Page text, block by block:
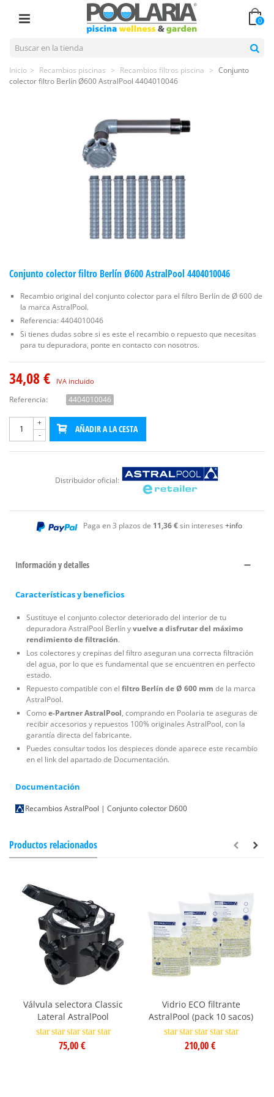
0
Inicio > Recambios piscinas > Recambios filtros piscina > Conjunto
colector filtro Berlín Ø600 AstralPool 4404010046
Conjunto colector filtro Berlín Ø600 AstralPool 4404010046
Recambio original del conjunto colector para el filtro Berlín de Ø 600 de
la marca AstralPool.
Referencia: 4404010046
Si tienes dudas sobre si es este el recambio o repuesto que necesitas
para tu depuradora, ponte en contacto con nosotros.
34,08 € IVA incluido
Referencia: 4404010046
-
+
AÑADIR A LA CESTA
Distribuidor oficial:
Paga en 3 plazos de 11,36 €sin intereses +info
Información y detalles
Características y beneficios
Sustituye el conjunto colector deteriorado del interior de tu
depuradora AstralPool Berlín yvuelve a disfrutar del máximo
rendimiento de filtración.
Los colectores y crepinas del filtro aseguran una correcta filtración
del agua, por lo que es fundamental que se encuentren en perfecto
estado.
Repuesto compatible con el filtro Berlín de Ø 600 mm de la marca
AstralPool.
Comoe-Partner AstralPool, comprando en Poolaria te aseguras de
recibir accesorios y repuestos 100% originales AstralPool, con la
garantía directa del fabricante.
Puedes consultar todos los despieces donde aparece este recambio
en el link del apartado de Documentación.
Documentación
Recambios AstralPool | Conjunto colector D600
Productos relacionados
Válvula selectora Classic
Lateral AstralPool
star star star star star
75,00 €
Vidrio ECO filtrante
AstralPool (pack 10 sacos)
star star star star star
210,00 €